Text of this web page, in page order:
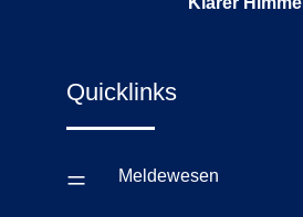
Quicklinks
= Meldewesen